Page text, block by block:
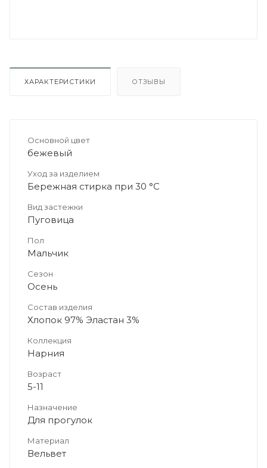
ХАРАКТЕРИСТИКИ ОТЗЫВЫ
Основной цвет
бежевый
Уход за изделием
Бережная стирка при 30 °C
Вид застежки
Пуговица
Пол
Мальчик
Сезон
Осень
Состав изделия
Хлопок 97% Эластан 3%
Коллекция
Нарния
Возраст
5-11
Назначение
Для прогулок
Материал
Вельвет